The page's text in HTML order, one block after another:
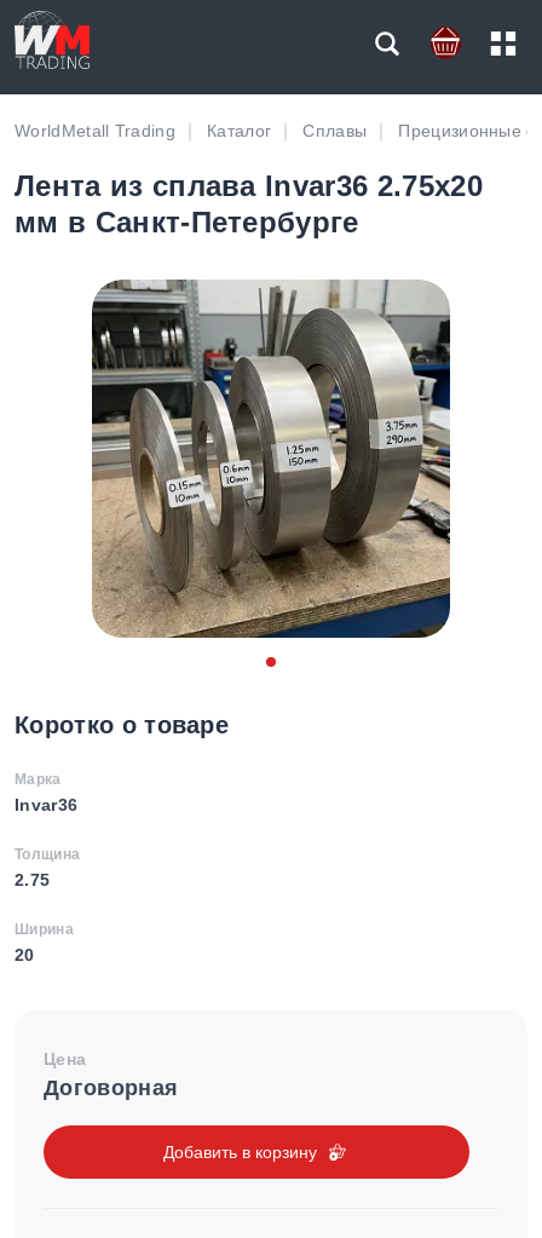
WorldMetall Trading Каталог Сплавы Прецизионные
Лента из сплава Invar36 2.75х20
мм в Санкт-Петербурге
Коротко о товаре
Марка
Invar36
Толщина
2.75
Ширина
20
Цена
Договорная
Добавить в корзину